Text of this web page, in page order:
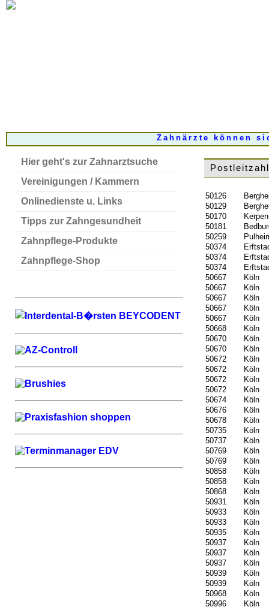
Zahnärzte können
Hier geht's zur Zahnarztsuche
Vereinigungen / Kammern
Onlinedienste u. Links
Tipps zur Zahngesundheit
Zahnpflege-Produkte
Zahnpflege-Shop
50126
50129
50170
50181
50259
50374
50374
50374
50667
Köln
50667
Köln
50667
Köln
50667
Köln
50667
Köln
50668
Köln
50670
Köln
50670
Köln
50672
Köln
50672
Köln
50672
Köln
50672
Köln
50674
Köln
50676
Köln
50678
Köln
50735
Köln
50737
Köln
50769
Köln
50769
Köln
50858
Köln
50858
Köln
50868
Köln
50931
Köln
50933
Köln
50933
Köln
50935
Köln
50937
Köln
50937
Köln
50937
Köln
50939
Köln
50939
Köln
50968
Köln
50996
Köln